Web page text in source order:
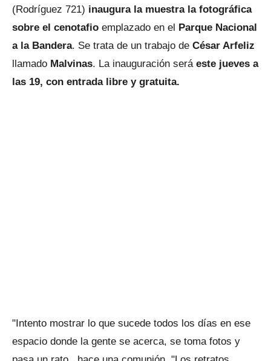
(Rodríguez 721) inaugura la muestra la fotográfica
sobre el cenotafio emplazado en el Parque Nacional
a la Bandera. Se trata de un trabajo de César Arfeliz
llamado Malvinas. La inauguración seráeste jueves a
las 19, con entrada libre y gratuita.
"Intento mostrar lo que sucede todos los días en ese
espacio donde la gente se acerca, se toma fotos y